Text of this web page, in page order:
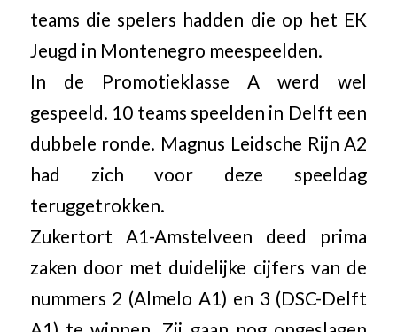
teams die spelers hadden die op het EK
Jeugd in Montenegro meespeelden.
In de Promotieklasse A werd wel
gespeeld. 10 teams speelden in Delft een
dubbele ronde. Magnus Leidsche Rijn A2
had zich voor deze speeldag
teruggetrokken.
Zukertort A1-Amstelveen deed prima
zaken door met duidelijke cijfers van de
nummers 2 (Almelo A1) en 3 (DSC-Delft